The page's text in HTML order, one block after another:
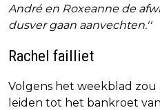
André en Roxeanne de
dusver gaan aanvechten.''
Rachel failliet
Volgens het weekblad
leiden tot het bankroet